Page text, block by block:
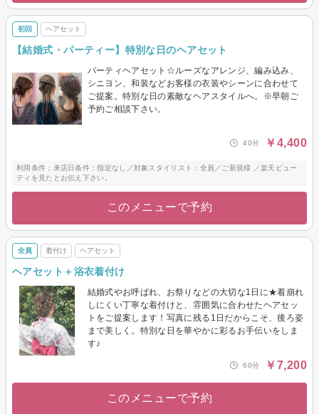
初回 ヘアセット
【結婚式・パーティー】特別な日のヘアセット
パーティヘアセット☆ルーズなアレンジ、編み込み、
シニヨン、和装などお客様の衣装やシーンに合わせて
ご提案。特別な日の素敵なヘアスタイルへ。※早朝ご
予約ご相談下さい。
40分 ￥4,400
利用条件：来店日条件：指定なし／対象スタイリスト：全員／ご新規様 ／楽天ビュー
ティを見たとお伝え下さい。
このメニューで予約
全員 着付け ヘアセット
ヘアセット＋浴衣着付け
結婚式やお呼ばれ、お祭りなどの大切な1日に★着崩れ
しにくい丁寧な着付けと、雰囲気に合わせたヘアセッ
トをご提案します！写真に残る1日だからこそ、後ろ姿
まで美しく。特別な日を華やかに彩るお手伝いをしま
す♪
60分 ￥7,200
このメニューで予約